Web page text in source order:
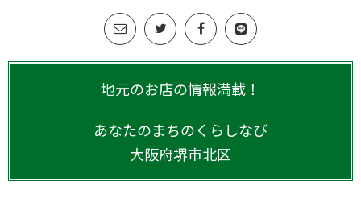
地元のお店の情報満載！
あなたのまちのくらしなび
大阪府堺市北区